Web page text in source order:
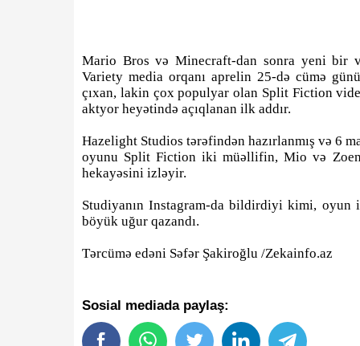
Mario Bros və Minecraft-dan sonra yeni bir
Variety media orqanı aprelin 25-də cümə
çıxan, lakin çox populyar olan Split Fiction
aktyor heyətində açıqlanan ilk addır.
Hazelight Studios tərəfindən hazırlanmış və 6
oyunu Split Fiction iki müəllifin, Mio və
hekayəsini izləyir.
Studiyanın Instagram-da bildirdiyi kimi,
böyük uğur qazandı.
Tərcümə edəni Səfər Şakiroğlu /Zekainfo.az
Sosial mediada paylaş: